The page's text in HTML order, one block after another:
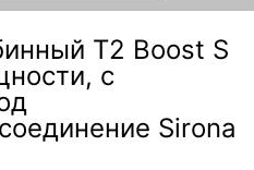
T2 Boost S
с
Sirona